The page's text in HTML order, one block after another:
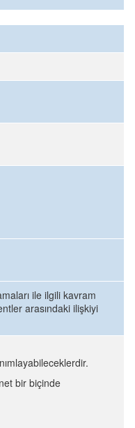
ile ilgili kavram
arasındaki ilişkiyi
bir biçinde